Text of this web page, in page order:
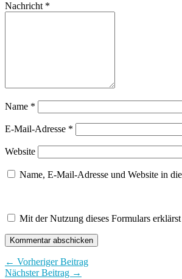
Nachricht *
Name *
E-Mail-Adresse *
Website
Name, E-Mail-Adresse und Website in
Mit der Nutzung dieses Formulars
← Vorheriger Beitrag
Nächster Beitrag →